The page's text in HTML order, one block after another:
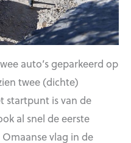
auto’s geparkeerd op
twee (dichte)
startpunt is van de
al snel de eerste
vlag in de